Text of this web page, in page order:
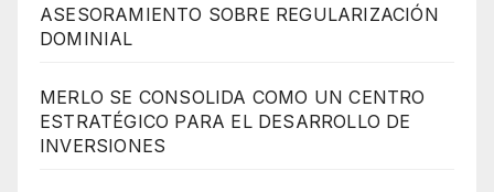
ASESORAMIENTO SOBRE REGULARIZACIÓN
DOMINIAL
MERLO SE CONSOLIDA COMO UN CENTRO
ESTRATÉGICO PARA EL DESARROLLO DE
INVERSIONES